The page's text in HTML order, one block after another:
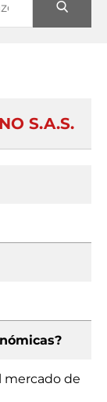
S.A.S.
mercado de